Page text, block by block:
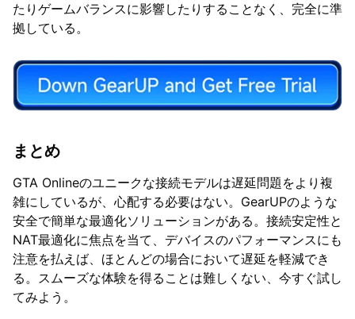
たりゲームバランスに影響したりすることなく、完全に準
拠している。
まとめ
GTA Onlineのユニークな接続モデルは遅延問題をより複
雑にしているが、心配する必要はない。GearUPのような
安全で簡単な最適化ソリューションがある。接続安定性と
NAT最適化に焦点を当て、デバイスのパフォーマンスにも
注意を払えば、ほとんどの場合において遅延を軽減でき
る。スムーズな体験を得ることは難しくない、今すぐ試し
てみよう。